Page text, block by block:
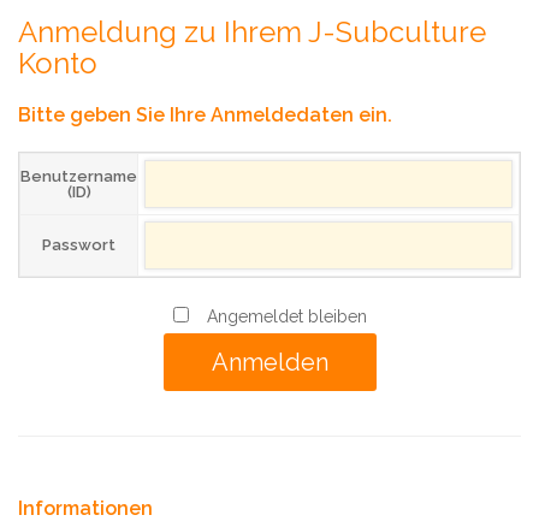
Anmeldung zu Ihrem J-Subculture
Konto
Bitte geben Sie Ihre Anmeldedaten ein.
Benutzername
(ID)
Passwort
Angemeldet bleiben
Informationen